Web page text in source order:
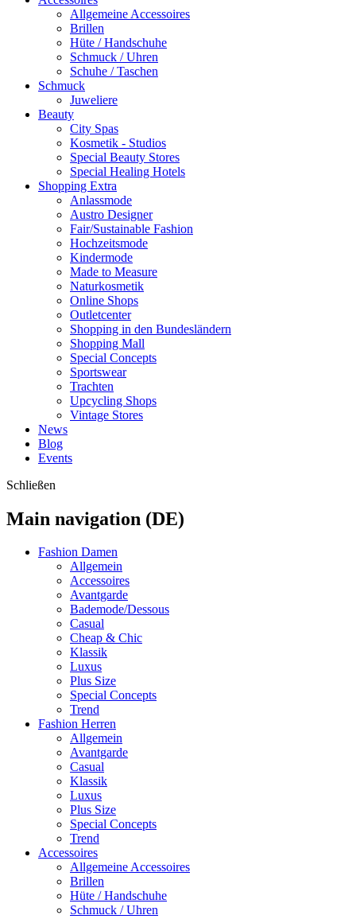
Allgemeine Accessoires
Brillen
Hüte / Handschuhe
Schmuck / Uhren
Schuhe / Taschen
Schmuck
Juweliere
Beauty
City Spas
Kosmetik - Studios
Special Beauty Stores
Special Healing Hotels
Shopping Extra
Anlassmode
Austro Designer
Fair/Sustainable Fashion
Hochzeitsmode
Kindermode
Made to Measure
Naturkosmetik
Online Shops
Outletcenter
Shopping in den Bundesländern
Shopping Mall
Special Concepts
Sportswear
Trachten
Upcycling Shops
Vintage Stores
News
Blog
Events
Schließen
Main navigation (DE)
Fashion Damen
Allgemein
Accessoires
Avantgarde
Bademode/Dessous
Casual
Cheap & Chic
Klassik
Luxus
Plus Size
Special Concepts
Trend
Fashion Herren
Allgemein
Avantgarde
Casual
Klassik
Luxus
Plus Size
Special Concepts
Trend
Accessoires
Allgemeine Accessoires
Brillen
Hüte / Handschuhe
Schmuck / Uhren